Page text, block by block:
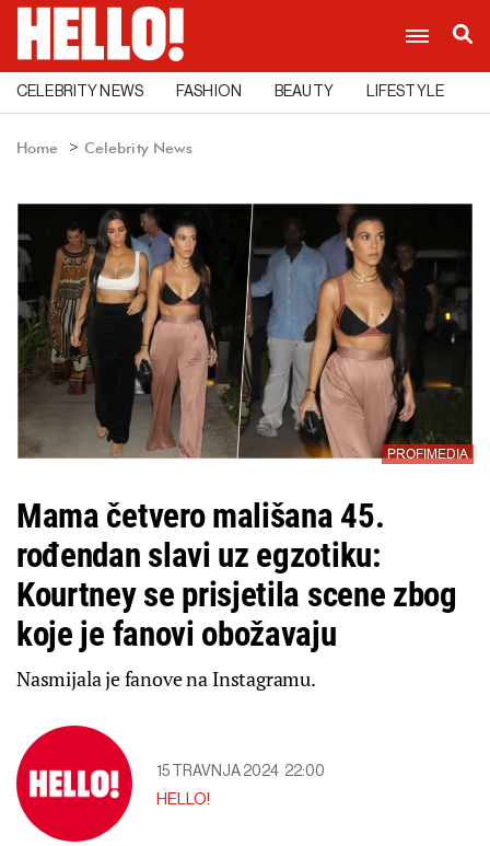
CELEBRITY NEWS FASHION BEAUTY LIFESTYLE
Home Celebrity News
PROFIMEDIA
Mama četvero mališana 45.
rođendan slavi uz egzotiku:
Kourtney se prisjetila scene zbog
koje je fanovi obožavaju
Nasmijala je fanove na Instagramu.
15 TRAVNJA 2024 22:00
HELLO!